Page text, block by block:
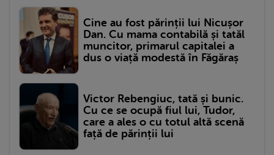
Cine au fost părinții lui Nicușor
Dan. Cu mama contabilă și tatăl
muncitor, primarul capitalei a
dus o viață modestă în Făgăraș
Victor Rebengiuc, tată și bunic.
Cu ce se ocupă fiul lui, Tudor,
care a ales o cu totul altă scenă
față de părinții lui